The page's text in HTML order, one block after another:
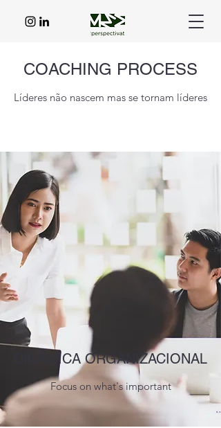
COACHING PROCESS
Líderes não nascem mas se tornam líderes
DINÂMICA ORGANIZACIONAL
Focus on what's important